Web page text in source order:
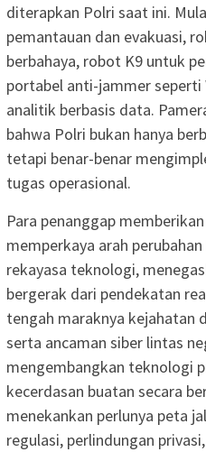
diterapkan Polri saat ini.
pemantauan dan evakuasi,
berbahaya, robot K9 untuk
portabel anti-jammer
analitik berbasis data.
bahwa Polri bukan hanya
tetapi benar-benar
tugas operasional.
Para penanggap
memperkaya arah
rekayasa teknologi,
bergerak dari pendekatan
tengah maraknya kejahatan
serta ancaman siber lintas
mengembangkan teknologi
kecerdasan buatan secara
menekankan perlunya peta
regulasi, perlindungan